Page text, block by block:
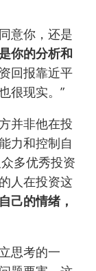
意你，还是
你的分析和
回报靠近平
很现实。”
并非他在投
力和控制自
多优秀投资
人在投资这
己的情绪，
思考的一